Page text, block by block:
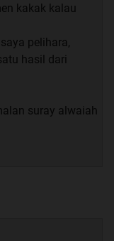
kakak kalau
pelihara,
hasil dari
suray alwaiah